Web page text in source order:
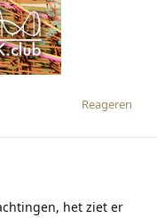
Reageren
het ziet er